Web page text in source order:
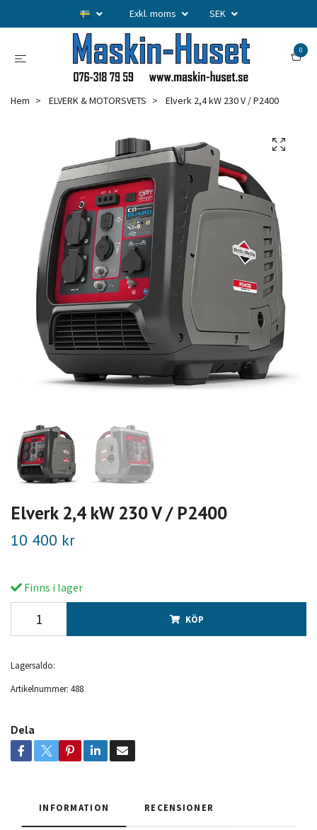
Exkl. moms SEK
0
Hem ELVERK & MOTORSVETS Elverk 2,4 kW 230 V / P2400
Elverk 2,4 kW 230 V / P2400
10 400 kr
Finns i lager
KÖP
Lagersaldo:
Artikelnummer: 488
Dela
INFORMATION RECENSIONER